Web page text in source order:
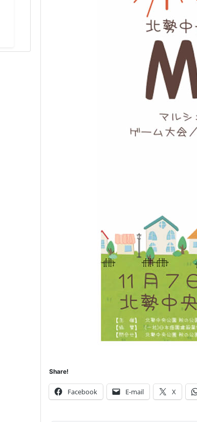
Share!
Facebook E-mail X